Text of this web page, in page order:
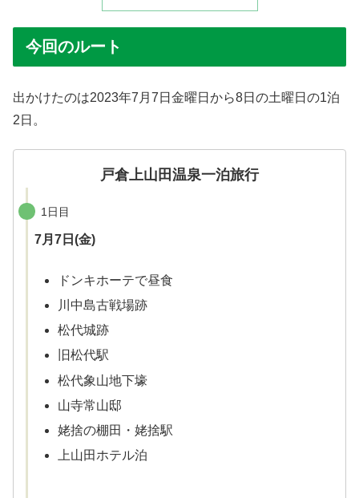
今回のルート
出かけたのは2023年7月7日金曜日から8日の土曜日の1泊
2日。
戸倉上山田温泉一泊旅行
1日目
7月7日(金)
ドンキホーテで昼食
川中島古戦場跡
松代城跡
旧松代駅
松代象山地下壕
山寺常山邸
姥捨の棚田・姥捨駅
上山田ホテル泊